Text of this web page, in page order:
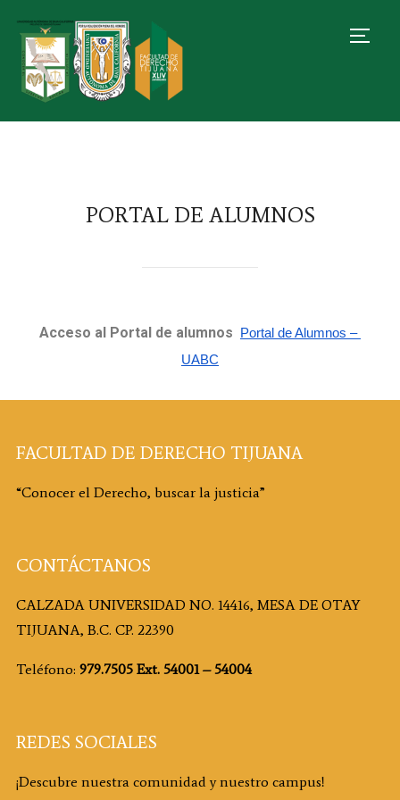
PORTAL DE ALUMNOS
Acceso al Portal de alumnos
Portal de Alumnos –
UABC
FACULTAD DE DERECHO TIJUANA
“Conocer el Derecho, buscar la justicia”
CONTÁCTANOS
CALZADA UNIVERSIDAD NO. 14416, MESA DE OTAY
TIJUANA, B.C. CP. 22390
Teléfono: 979.7505 Ext. 54001 – 54004
REDES SOCIALES
¡Descubre nuestra comunidad y nuestro campus!